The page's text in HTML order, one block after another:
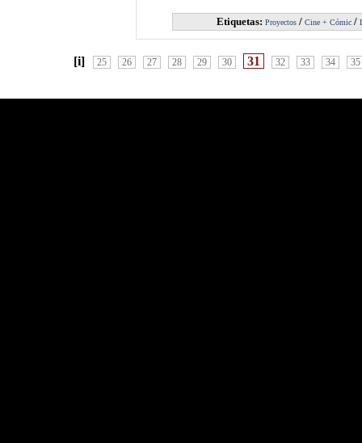
Etiquetas: Proyectos / Cine + Cómic /
[i] 25 26 27 28 29 30 31 32 33 34 35